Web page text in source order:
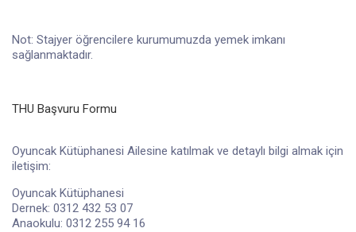
Not: Stajyer öğrencilere kurumumuzda yemek imkanı
sağlanmaktadır.
THU Başvuru Formu
Oyuncak Kütüphanesi Ailesine katılmak ve detaylı bilgi almak için
iletişim:
Oyuncak Kütüphanesi
Dernek: 0312 432 53 07
Anaokulu: 0312 255 94 16